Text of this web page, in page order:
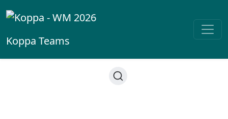
Koppa Teams